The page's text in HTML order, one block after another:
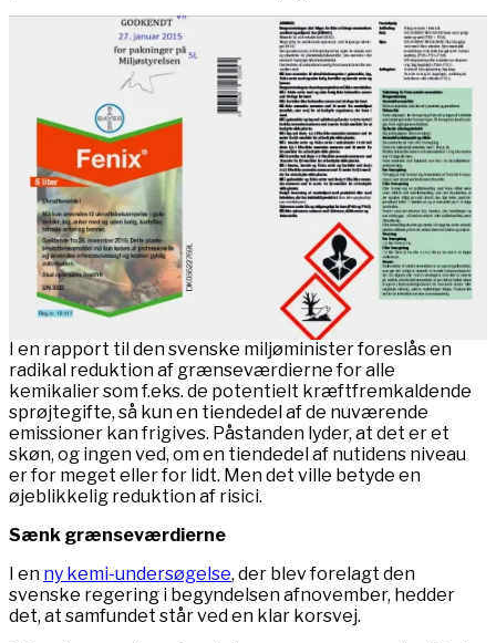
I en rapport til den svenske miljøminister foreslås en
radikal reduktion af grænseværdierne for alle
kemikalier som f.eks. de potentielt kræftfremkaldende
sprøjtegifte, så kun en tiendedel af de nuværende
emissioner kan frigives. Påstanden lyder, at det er et
skøn, og ingen ved, om en tiendedel af nutidens niveau
er for meget eller for lidt. Men det ville betyde en
øjeblikkelig reduktion af risici.
Sænk grænseværdierne
I en ny kemi-undersøgelse, der blev forelagt den
svenske regering i begyndelsen af ​​november, hedder
det, at samfundet står ved en klar korsvej.